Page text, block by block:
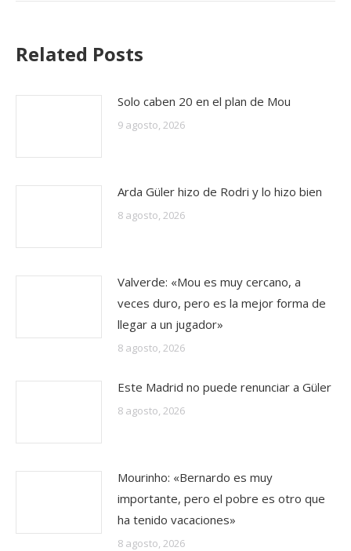
Related Posts
Solo caben 20 en el plan de Mou
9 agosto, 2026
Arda Güler hizo de Rodri y lo hizo bien
8 agosto, 2026
Valverde: «Mou es muy cercano, a
veces duro, pero es la mejor forma de
llegar a un jugador»
8 agosto, 2026
Este Madrid no puede renunciar a Güler
8 agosto, 2026
Mourinho: «Bernardo es muy
importante, pero el pobre es otro que
ha tenido vacaciones»
8 agosto, 2026